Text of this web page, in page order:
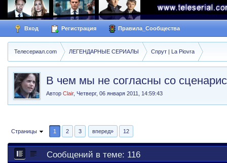
Вход Регистрация Правила_Сообщества
Телесериал.com ЛЕГЕНДАРНЫЕ СЕРИАЛЫ Спрут | La Piovra
В чем мы не согласны со
АвторClair,Четверг, 06 января 2011, 14:59:43
Страницы 1 2 3 вперед» 12
Сообщений в теме: 116